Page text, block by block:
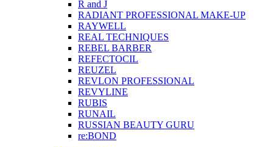
R and J
RADIANT PROFESSIONAL MAKE-UP
RAYWELL
REAL TECHNIQUES
REBEL BARBER
REFECTOCIL
REUZEL
REVLON PROFESSIONAL
REVYLINE
RUBIS
RUNAIL
RUSSIAN BEAUTY GURU
re:BOND